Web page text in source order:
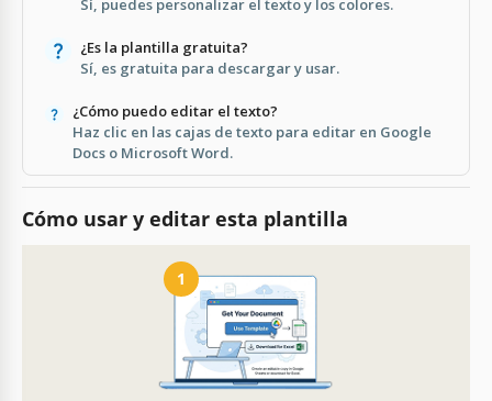
¿Es la plantilla gratuita?
Sí, es gratuita para descargar y usar.
¿Cómo puedo editar el texto?
Haz clic en las cajas de texto para editar en Google
Docs o Microsoft Word.
Cómo usar y editar esta plantilla
1